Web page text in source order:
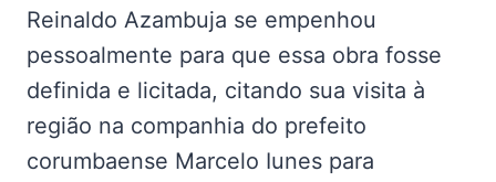
Reinaldo Azambuja se empenhou
pessoalmente para que essa obra fosse
definida e licitada, citando sua visita à
região na companhia do prefeito
corumbaense Marcelo Iunes para